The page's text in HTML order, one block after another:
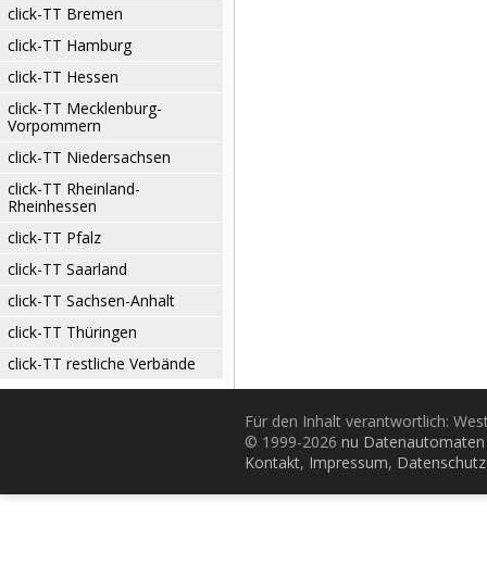
click-TT Bremen
click-TT Hamburg
click-TT Hessen
click-TT Mecklenburg-
Vorpommern
click-TT Niedersachsen
click-TT Rheinland-
Rheinhessen
click-TT Pfalz
click-TT Saarland
click-TT Sachsen-Anhalt
click-TT Thüringen
click-TT restliche Verbände
Für den Inhalt verantwortlich:
© 1999-2026 nu
Kontakt, Impressum, Datenschutz